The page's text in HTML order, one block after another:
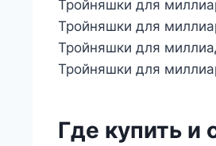
Тройняшки для
Тройняшки для
Тройняшки для
Тройняшки для
Где купить и